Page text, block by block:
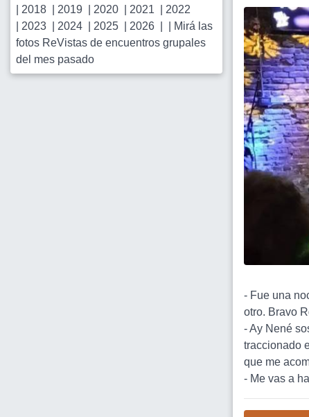
2018 2019 2020 2021
2022
2023 2024 2025 2026
Mirá las
fotos ReVistas de encuentros grupales
del mes pasado
- Fue una
otro. Bravo
- Ay Nené
traccionado
que me
- Me vas a